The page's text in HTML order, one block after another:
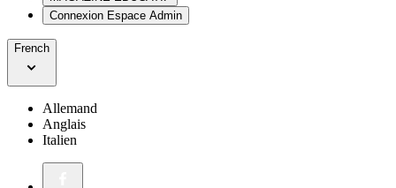
Connexion Espace Admin
French
Allemand
Anglais
Italien